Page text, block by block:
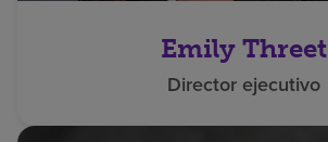
Emily Threet
Director ejecutivo